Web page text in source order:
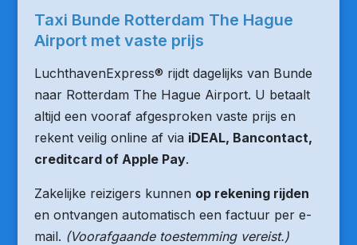
Taxi Bunde Rotterdam The Hague
Airport met vaste prijs
LuchthavenExpress® rijdt dagelijks van Bunde
naar Rotterdam The Hague Airport. U betaalt
altijd een vooraf afgesproken vaste prijs en
rekent veilig online af via iDEAL, Bancontact,
creditcard of Apple Pay.
Zakelijke reizigers kunnen op rekening rijden
en ontvangen automatisch een factuur per e-
mail. (Voorafgaande toestemming vereist.)